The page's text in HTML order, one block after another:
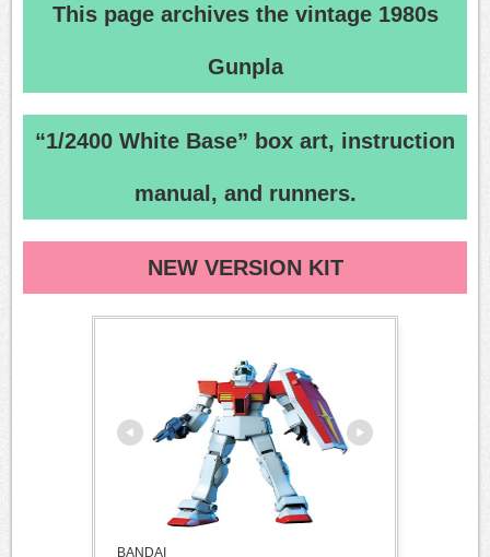
This page archives the vintage 1980s
Gunpla
“1/2400 White Base” box art, instruction
manual, and runners.
NEW VERSION KIT
BANDAI